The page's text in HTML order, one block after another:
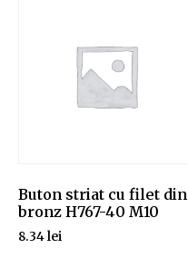
Buton striat cu filet din
bronz H767-40 M10
8.34lei